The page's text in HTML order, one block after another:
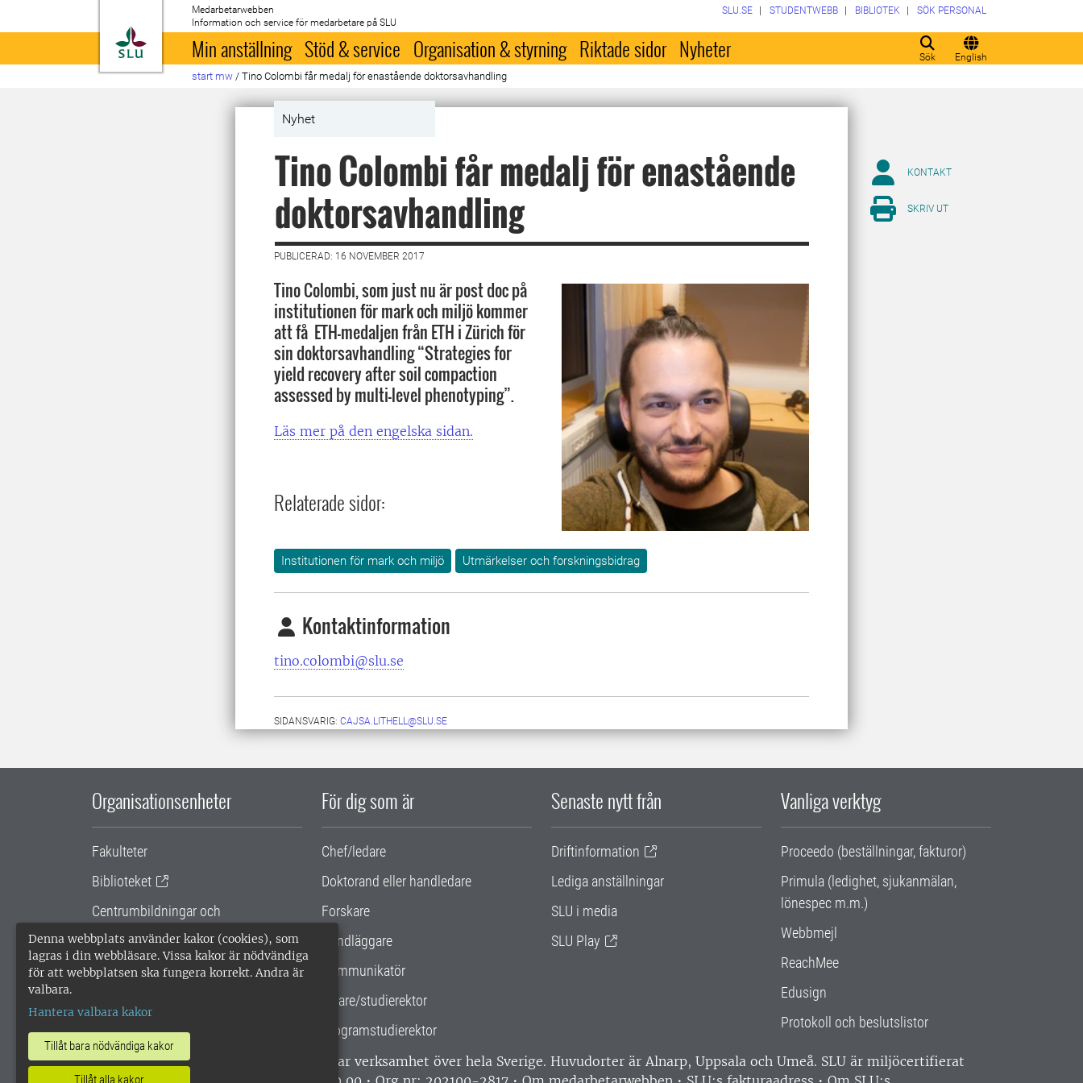
Denna webbplats använder kakor (cookies), som
lagras i din webbläsare. Vissa kakor är nödvändiga
för att webbplatsen ska fungera korrekt. Andra är
valbara.
Hantera valbara kakor
Tillåt bara nödvändiga kakor
Tillåt alla kakor
Till startsida
Medarbetarwebben
Information och service för medarbetare på SLU
Sök English
SLU.SE STUDENTWEBB BIBLIOTEK SÖK PERSONAL
Min anställning Stöd & service Organisation & styrning Riktade sidor Nyheter
start mw / Tino Colombi får medalj för enastående doktorsavhandling
Nyhet
Tino Colombi får medalj för enastående
doktorsavhandling
PUBLICERAD: 16 NOVEMBER 2017
Tino Colombi, som just nu är post doc på
institutionen för mark och miljö kommer
att få ETH-medaljen från ETH i Zürich för
sin doktorsavhandling “Strategies for
yield recovery after soil compaction
assessed by multi-level phenotyping”.
Läs mer på den engelska sidan.
Relaterade sidor:
Institutionen för mark och miljö Utmärkelser och forskningsbidrag
Kontaktinformation
tino.colombi@slu.se
SIDANSVARIG: CAJSA.LITHELL@SLU.SE
KONTAKT
SKRIV UT
Organisationsenheter
Fakulteter
Biblioteket
Centrumbildningar och
samarbetsprojekt
Gemensamma verksamhetsstödet
För dig som är
Chef/ledare
Doktorand eller handledare
Forskare
Handläggare
Kommunikatör
Lärare/studierektor
Programstudierektor
Senaste nytt från
Driftinformation
Lediga anställningar
SLU i media
SLU Play
Vanliga verktyg
Proceedo (beställningar, fakturor)
Primula (ledighet, sjukanmälan,
lönespec m.m.)
Webbmejl
ReachMee
Edusign
Protokoll och beslutslistor
SLU, Sveriges lantbruksuniversitet, har verksamhet över hela Sverige. Huvudorter är Alnarp, Uppsala och Umeå. SLU är miljöcertifierat